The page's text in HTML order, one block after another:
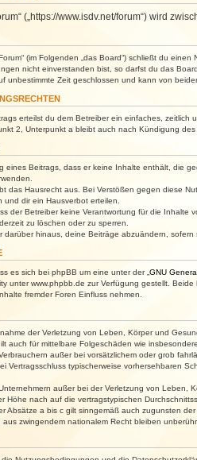
(„https://www.isdv.net/forum“) wird
(im Folgenden „das Board“) schließt du
nicht einverstanden bist, so darfst du das
unbestimmte Zeit geschlossen und kann von
erteilst du dem Betreiber ein einfaches,
2, Unterpunkt a bleibt auch nach Kündigung des
eines Beitrags, dass er keine Inhalte enthält, die
das Hausrecht aus. Bei Verstößen gegen diese
dir ein Hausverbot erteilen.
der Betreiber keine Verantwortung für die
zu löschen oder zu sperren.
darüber hinaus, deine Beiträge abzuändern,
es sich bei phpBB um eine unter der „ GNU
unter www.phpbb.de zur Verfügung gestellt.
fremder Foren Einfluss nehmen.
der Verletzung von Leben, Körper und
auch für mittelbare Folgeschäden wie
außer bei vorsätzlichem oder grob
Vertragsschluss typischerweise vorhersehbaren
außer bei der Verletzung von Leben,
Höhe nach auf die vertragstypischen
Absätze a bis c gilt sinngemäß auch zugunsten
zwingendem nationalem Recht bleiben